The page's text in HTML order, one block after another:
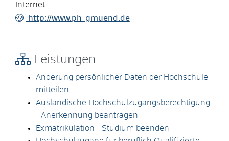
Internet
http://www.ph-gmuend.de
Leistungen
Änderung persönlicher Daten der Hochschule
mitteilen
Ausländische Hochschulzugangsberechtigung
- Anerkennung beantragen
Exmatrikulation - Studium beenden